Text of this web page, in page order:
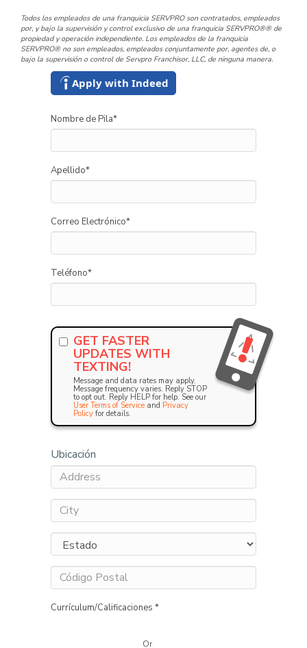
Todos los empleados de una franquicia SERVPRO son contratados, empleados
por, y bajo la supervisión y control exclusivo de una franquicia SERVPRO®® de
propiedad y operación independiente. Los empleados de la franquicia
SERVPRO® no son empleados, empleados conjuntamente por, agentes de, o
bajo la supervisión o control de Servpro Franchisor, LLC, de ninguna manera.
Apply with Indeed
Nombre de Pila*
Apellido*
Correo Electrónico*
Teléfono*
GET FASTER
UPDATES WITH
TEXTING!
Message and data rates may apply.
Message frequency varies. Reply STOP
to opt out. Reply HELP for help. See our
User Terms of Service and Privacy
Policy for details.
Ubicación
Currículum/Calificaciones *
Or